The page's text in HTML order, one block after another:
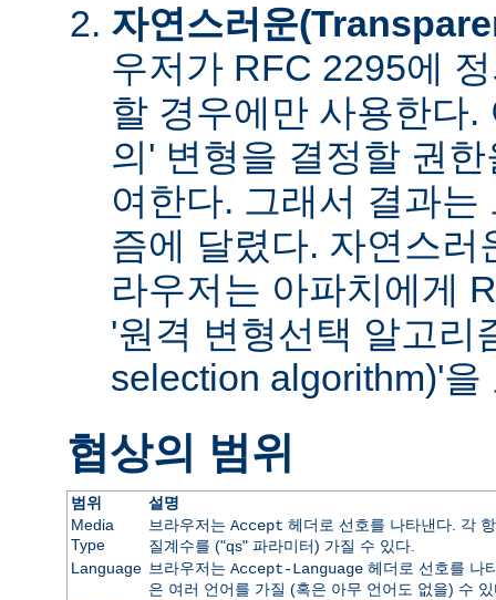
자연스러운
우저가 RFC 2295에
할 경우에만 사용한다.
의' 변형을 결정할 권
여한다. 그래서 결과
즘에 달렸다. 자연스러
라우저는 아파치에게
'원격 변형선택 알고리
selection algorithm)'을
협상의 범위
범위
설명
Media
Type
브라우저는 Accept 헤더로 선호를 나타낸다. 각
질계수를 ("qs" 파라미터) 가질 수 있다.
Language 브라우저는 Accept-Language헤더로 선호를 나
은 여러 언어를 가질 (혹은 아무 언어도 없을) 수